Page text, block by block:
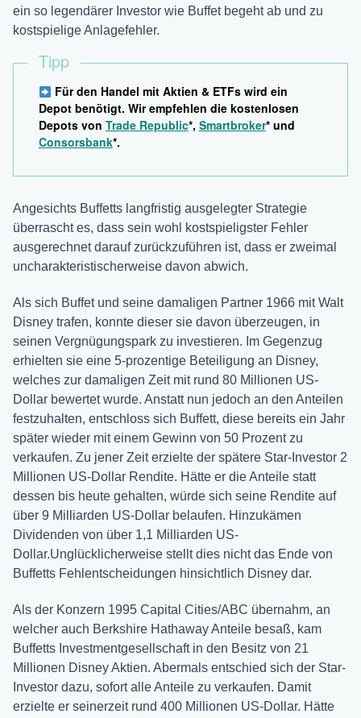
ein so legendärer Investor wie Buffet begeht ab und zu
kostspielige Anlagefehler.
Tipp
Für den Handel mit Aktien & ETFs wird ein
Depot benötigt. Wir empfehlen die kostenlosen
Depots von Trade Republic*, Smartbroker* und
Consorsbank*.
Angesichts Buffetts langfristig ausgelegter Strategie
überrascht es, dass sein wohl kostspieligster Fehler
ausgerechnet darauf zurückzuführen ist, dass er zweimal
uncharakteristischerweise davon abwich.
Als sich Buffet und seine damaligen Partner 1966 mit Walt
Disney trafen, konnte dieser sie davon überzeugen, in
seinen Vergnügungspark zu investieren. Im Gegenzug
erhielten sie eine 5-prozentige Beteiligung an Disney,
welches zur damaligen Zeit mit rund 80 Millionen US-
Dollar bewertet wurde. Anstatt nun jedoch an den Anteilen
festzuhalten, entschloss sich Buffett, diese bereits ein Jahr
später wieder mit einem Gewinn von 50 Prozent zu
verkaufen. Zu jener Zeit erzielte der spätere Star-Investor 2
Millionen US-Dollar Rendite. Hätte er die Anteile statt
dessen bis heute gehalten, würde sich seine Rendite auf
über 9 Milliarden US-Dollar belaufen. Hinzukämen
Dividenden von über 1,1 Milliarden US-
Dollar.Unglücklicherweise stellt dies nicht das Ende von
Buffetts Fehlentscheidungen hinsichtlich Disney dar.
Als der Konzern 1995 Capital Cities/ABC übernahm, an
welcher auch Berkshire Hathaway Anteile besaß, kam
Buffetts Investmentgesellschaft in den Besitz von 21
Millionen Disney Aktien. Abermals entschied sich der Star-
Investor dazu, sofort alle Anteile zu verkaufen. Damit
erzielte er seinerzeit rund 400 Millionen US-Dollar. Hätte